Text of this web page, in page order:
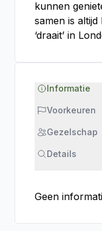
kunnen
samen is
‘draait’ in
Informatie
Voorkeuren
Gezelschap
Details
Geen